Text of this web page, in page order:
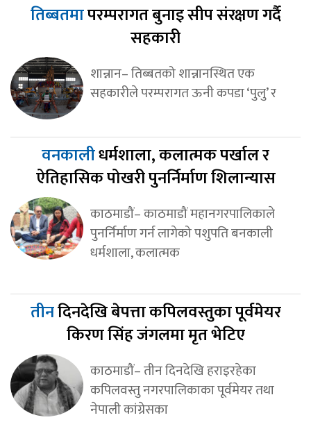
तिब्बतमापरम्परागत बुनाइ सीप संरक्षण गर्दै
सहकारी
शान्नान– तिब्बतको शान्नानस्थित एक
सहकारीले परम्परागत ऊनी कपडा ‘पुलु’ र
वनकालीधर्मशाला, कलात्मक पर्खाल र
ऐतिहासिक पोखरी पुनर्निर्माण शिलान्यास
काठमाडौं– काठमाडौं महानगरपालिकाले
पुनर्निर्माण गर्न लागेको पशुपति बनकाली
धर्मशाला, कलात्मक
तीनदिनदेखि बेपत्ता कपिलवस्तुका पूर्वमेयर
किरण सिंह जंगलमा मृत भेटिए
काठमाडौं– तीन दिनदेखि हराइरहेका
कपिलवस्तु नगरपालिकाका पूर्वमेयर तथा
नेपाली कांग्रेसका